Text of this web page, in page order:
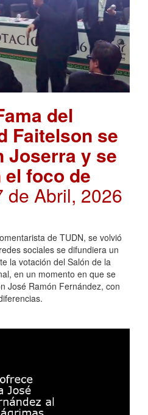
del
Faitelson se
Joserra y se
foco de
de Abril, 2026
de TUDN, se volvió
sociales se difundiera un
la votación del Salón de la
en un momento en que se
José Ramón Fernández, con